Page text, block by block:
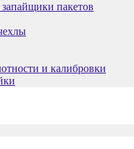
пакетов
и калибровки